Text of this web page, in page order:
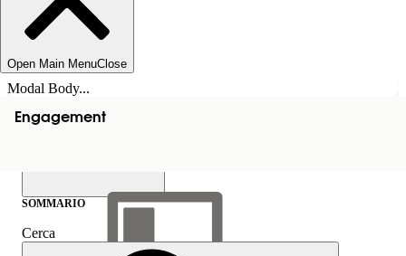
Open Main MenuClose
Modal Body...
Engagement
SOMMARIO
Cerca